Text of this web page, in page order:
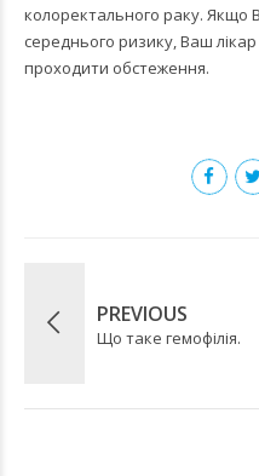
колоректального раку. Якщо
середнього ризику, Ваш
проходити обстеження.
PREVIOUS
Що таке гемофілія.